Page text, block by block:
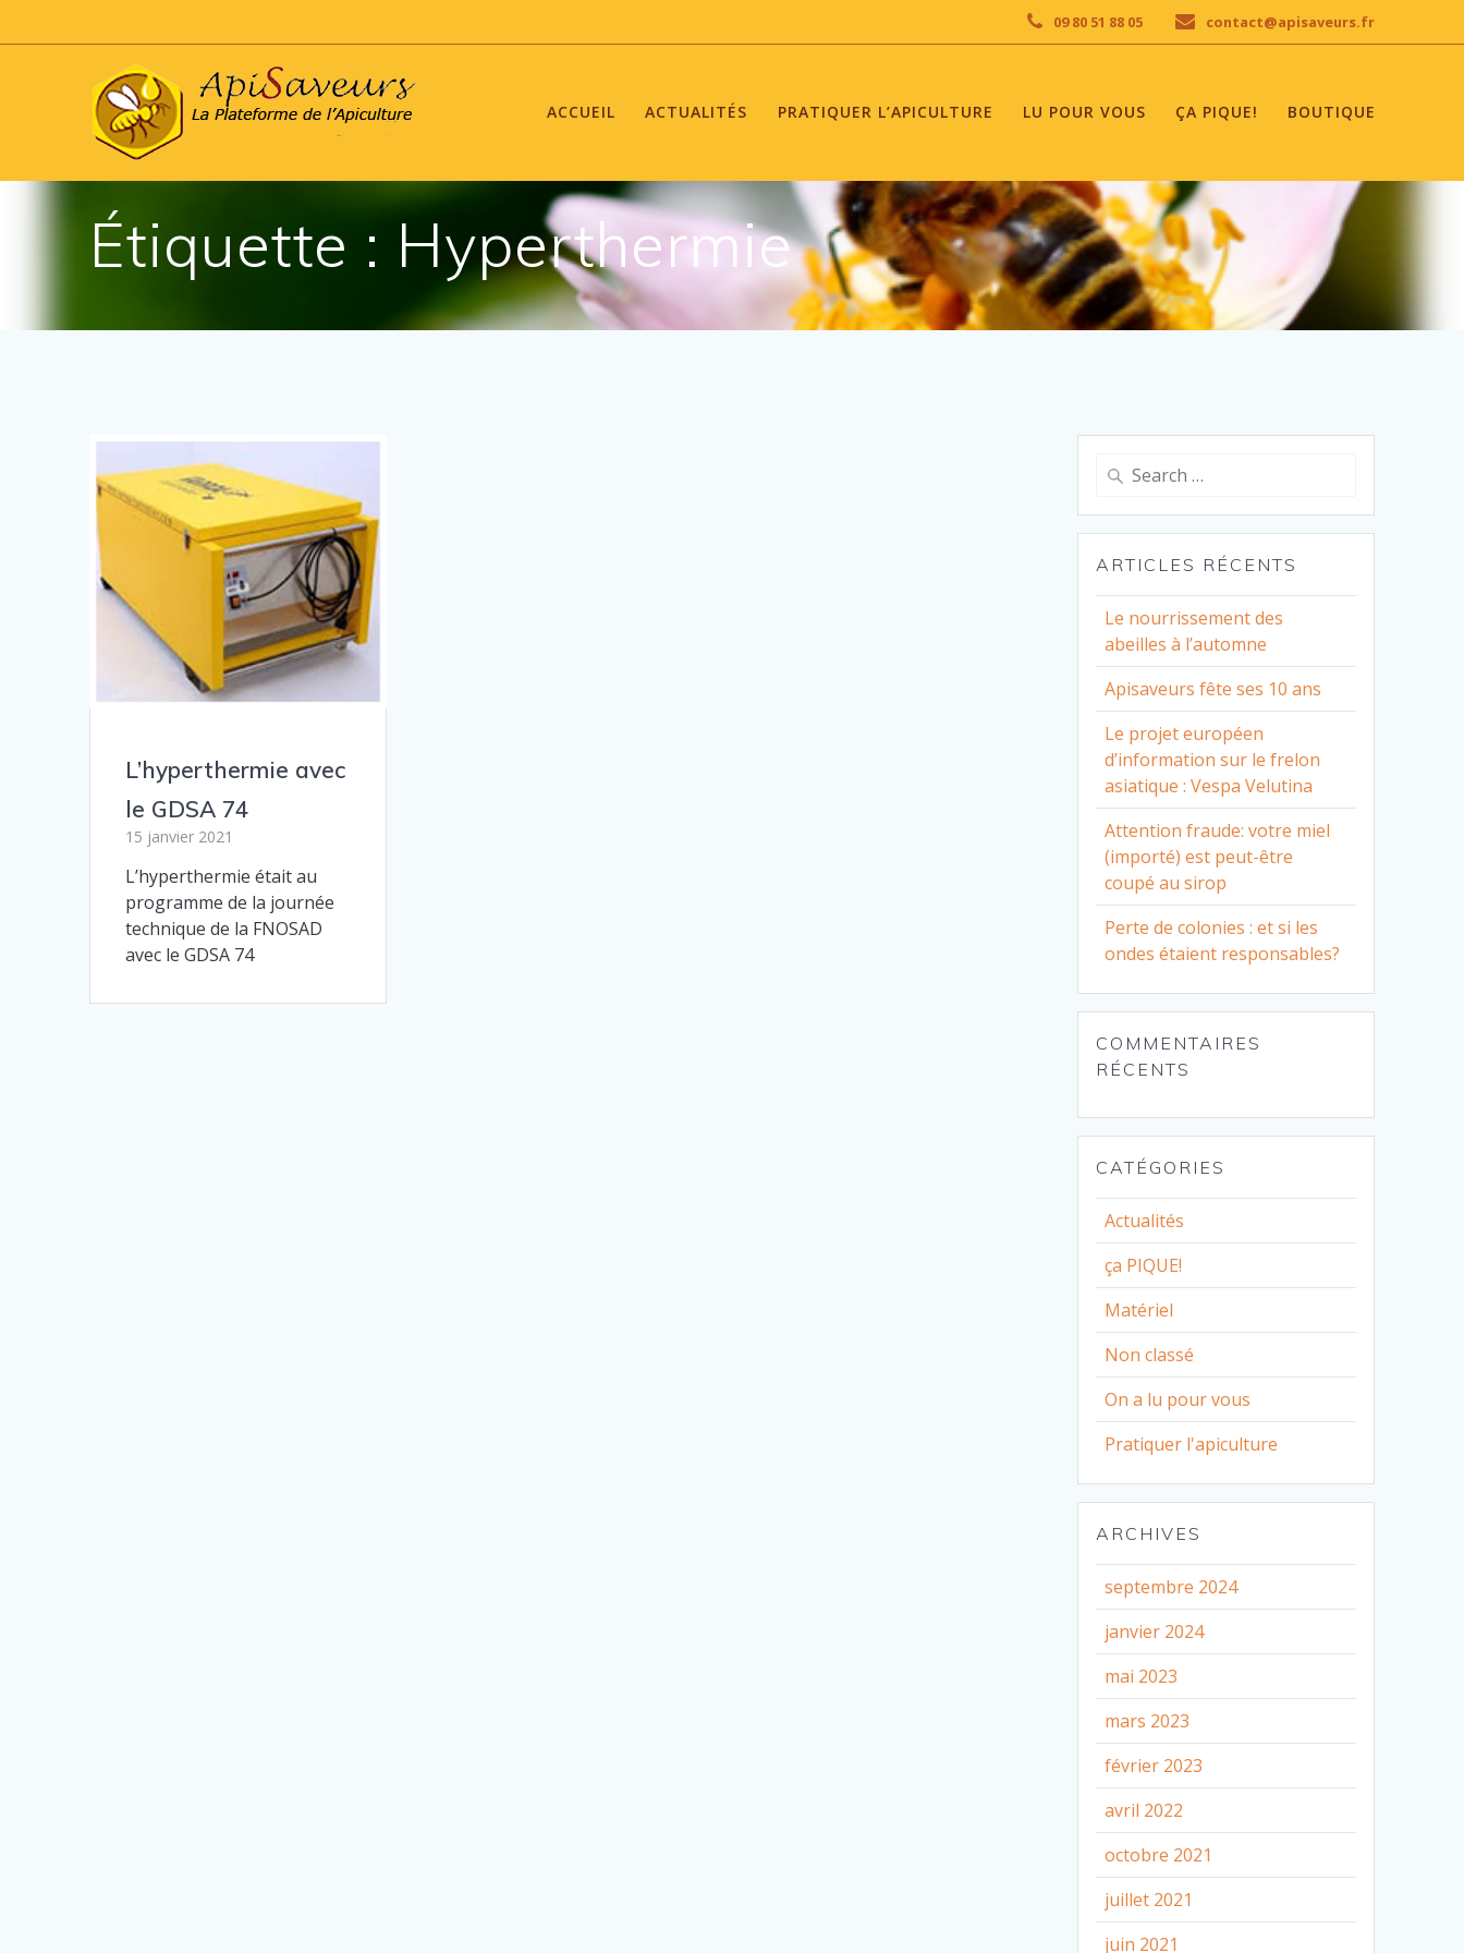
to
09 80 51 88 05 contact@apisaveurs.fr
ACCUEIL ACTUALITÉS PRATIQUER L’APICULTURE LU POUR VOUS ÇA PIQUE! BOUTIQUE
Étiquette : Hyperthermie
L’hyperthermie avec
le GDSA 74
15 janvier 2021
L’hyperthermie était au
programme de la journée
technique de la FNOSAD
avec le GDSA 74
Search
ARTICLES RÉCENTS
Le nourrissement des
abeilles à l’automne
Apisaveurs fête ses 10 ans
Le projet européen
d’information sur le frelon
asiatique : Vespa Velutina
Attention fraude: votre miel
(importé) est peut-être
coupé au sirop
Perte de colonies : et si les
ondes étaient responsables?
COMMENTAIRES
RÉCENTS
CATÉGORIES
Actualités
ça PIQUE!
Matériel
Non classé
On a lu pour vous
Pratiquer l'apiculture
ARCHIVES
septembre 2024
janvier 2024
mai 2023
mars 2023
février 2023
avril 2022
octobre 2021
juillet 2021
juin 2021